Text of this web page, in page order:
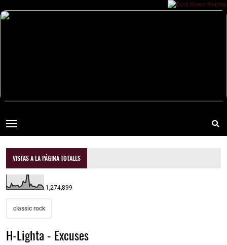
VISTAS A LA PÁGINA TOTALES
1,274,899
classic rock
H-Lighta - Excuses